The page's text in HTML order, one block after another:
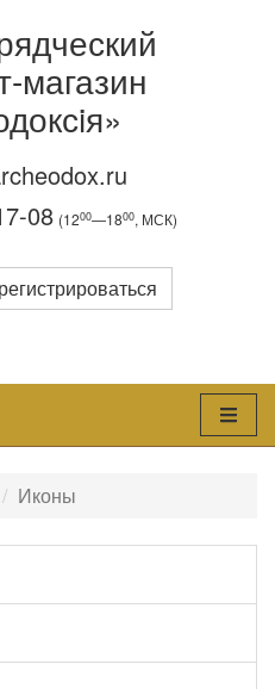
магазин
08 (1200—1800, МСК)
Иконы